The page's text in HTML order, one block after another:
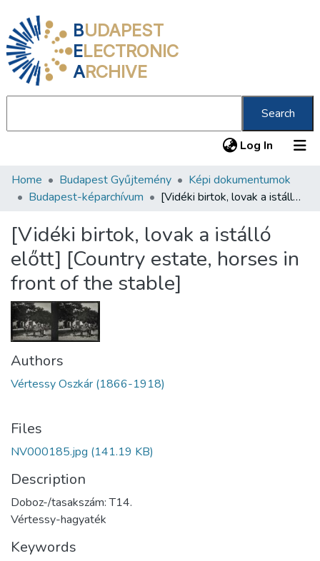
BUDAPEST
ELECTRONIC
ARCHIVE
Search
Log In (current)
Communities & Collections
Statistics
About us
Home Budapest Gyűjtemény
Képi dokumentumok
Budapest-képarchívum
[Vidéki birtok, lovak a istálló előtt] [Country estate, horses in front of the stable]
[Vidéki birtok, lovak a istálló
előtt] [Country estate, horses in
front of the stable]
Authors
Vértessy Oszkár (1866-1918)
Files
NV000185.jpg (141.19 KB)
Description
Doboz-/tasakszám: T14.
Vértessy-hagyaték
Keywords